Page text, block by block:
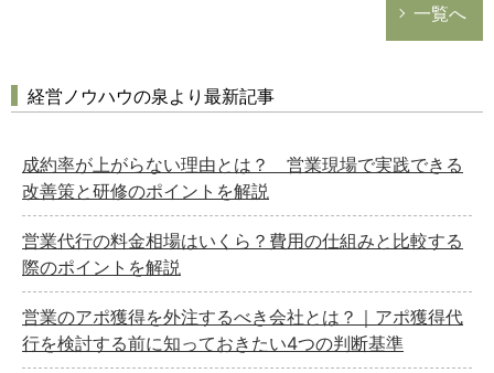
一覧へ
経営ノウハウの泉より最新記事
成約率が上がらない理由とは？ 営業現場で実践できる
改善策と研修のポイントを解説
営業代行の料金相場はいくら？費用の仕組みと比較する
際のポイントを解説
営業のアポ獲得を外注するべき会社とは？｜アポ獲得代
行を検討する前に知っておきたい4つの判断基準